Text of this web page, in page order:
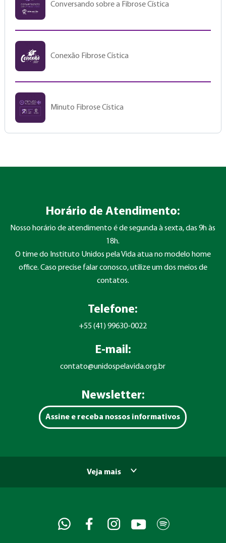
Conversando sobre a Fibrose Cística
Conexão Fibrose Cística
Minuto Fibrose Cística
Horário de Atendimento:
Nosso horário de atendimento é de segunda à sexta, das 9h às
18h.
O time do Instituto Unidos pela Vida atua no modelo home
office. Caso precise falar conosco, utilize um dos meios de
contatos.
Telefone:
+55 (41) 99630-0022
E-mail:
contato@unidospelavida.org.br
Newsletter:
Assine e receba nossos informativos
Veja mais